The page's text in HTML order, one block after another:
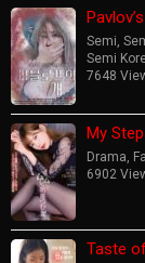
Semi,
Semi
7648
My
Drama,
6902
Taste